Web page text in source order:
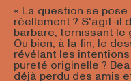
« La question se
réellement ? S'agit-il
barbare, ternissant le
Ou bien, à la fin, le
révélant les
pureté originelle ?
déjà perdu des amis